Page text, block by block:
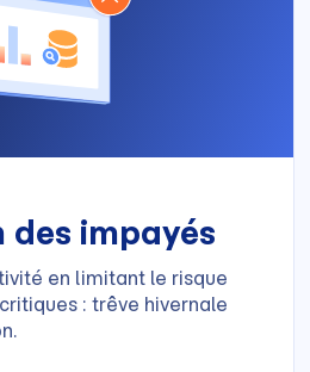
des impayés
en limitant le risque
: trêve hivernale